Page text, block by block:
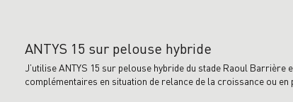
ANTYS 15 sur pelouse hybride
J’utilise ANTYS 15 sur pelouse hybride du stade Raoul
complémentaires en situation de relance de la croissance ou en